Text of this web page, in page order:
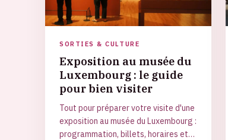
SORTIES & CULTURE
Exposition au musée du
Luxembourg : le guide
pour bien visiter
Tout pour préparer votre visite d'une
exposition au musée du Luxembourg :
programmation, billets, horaires et